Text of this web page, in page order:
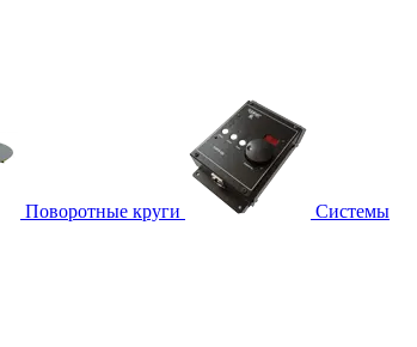
Поворотные круги
Системы